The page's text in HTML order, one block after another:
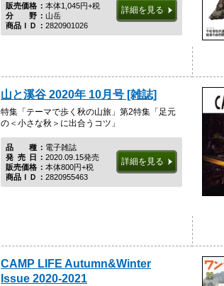
販売価格
本体1,045円+税
分野山岳
商品ＩＤ
2820901026
詳細を見る
山と溪谷 2020年 10月号 [雑誌]
特集「テーマで歩く秋の山旅」第2特集「足元
の＜小さな秋＞に出合うコツ」
品種電子雑誌
発売日 2020.09.15発売
販売価格
本体800円+税
商品ＩＤ
2820955463
詳細を見る
CAMP LIFE Autumn&Winter
Issue 2020-2021